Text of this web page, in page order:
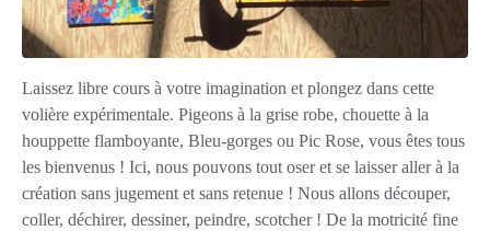
Laissez libre cours à votre imagination et plongez dans cette
volière expérimentale. Pigeons à la grise robe, chouette à la
houppette flamboyante, Bleu-gorges ou Pic Rose, vous êtes tous
les bienvenus ! Ici, nous pouvons tout oser et se laisser aller à la
création sans jugement et sans retenue ! Nous allons découper,
coller, déchirer, dessiner, peindre, scotcher ! De la motricité fine